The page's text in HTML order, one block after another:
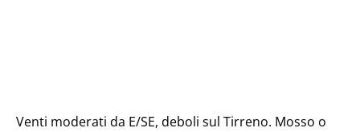
Venti moderati da E/SE, deboli sul Tirreno. Mosso o